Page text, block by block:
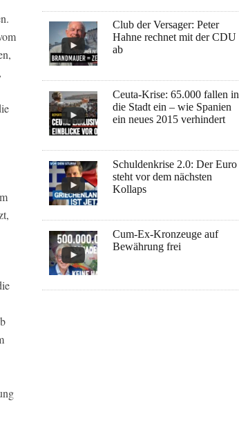
Club der Versager: Peter
Hahne rechnet mit der CDU
ab
Ceuta-Krise: 65.000 fallen in
die Stadt ein – wie Spanien
ein neues 2015 verhindert
Schuldenkrise 2.0: Der Euro
steht vor dem nächsten
Kollaps
Cum-Ex-Kronzeuge auf
Bewährung frei